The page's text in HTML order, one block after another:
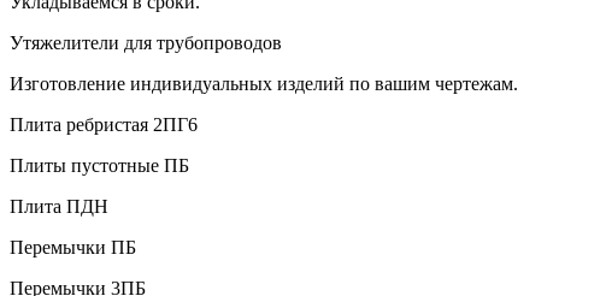
Утяжелители для трубопроводов
Изготовление индивидуальных изделий по вашим чертежам.
Плита ребристая 2ПГ6
Плиты пустотные ПБ
Плита ПДН
Перемычки ПБ
Перемычки 3ПБ